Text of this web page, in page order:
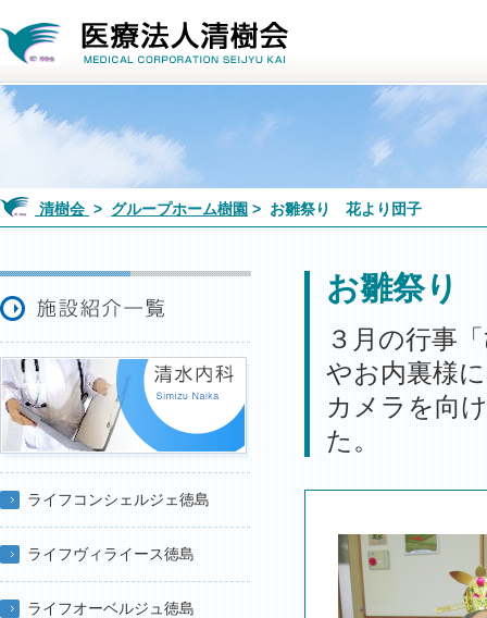
清樹会 > グループホーム樹園 > お雛祭り 花より団子
ライフコンシェルジェ徳島
ライフヴィライース徳島
ライフオーベルジュ徳島
お雛祭
３月の行事
やお内裏様
カメラを向
た。